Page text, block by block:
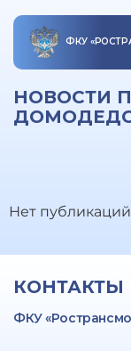
ФКУ «
НОВОСТИ
Нет
КОНТАКТЫ
ФКУ